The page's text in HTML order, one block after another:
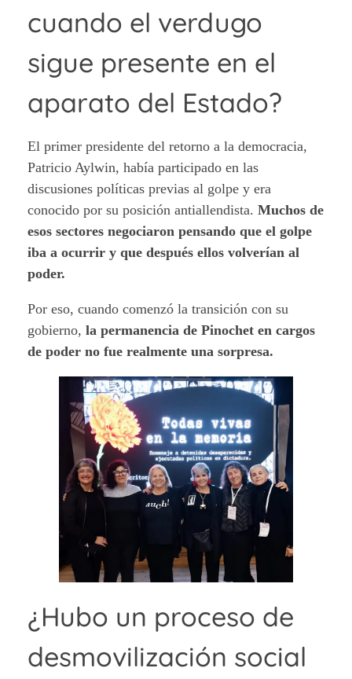
cuando el verdugo
sigue presente en el
aparato del Estado?
El primer presidente del retorno a la democracia,
Patricio Aylwin, había participado en las
discusiones políticas previas al golpe y era
conocido por su posición antiallendista. Muchos de
esos sectores negociaron pensando que el golpe
iba a ocurrir y que después ellos volverían al
poder.
Por eso, cuando comenzó la transición con su
gobierno, la permanencia de Pinochet en cargos
de poder no fue realmente una sorpresa.
¿Hubo un proceso de
desmovilización social